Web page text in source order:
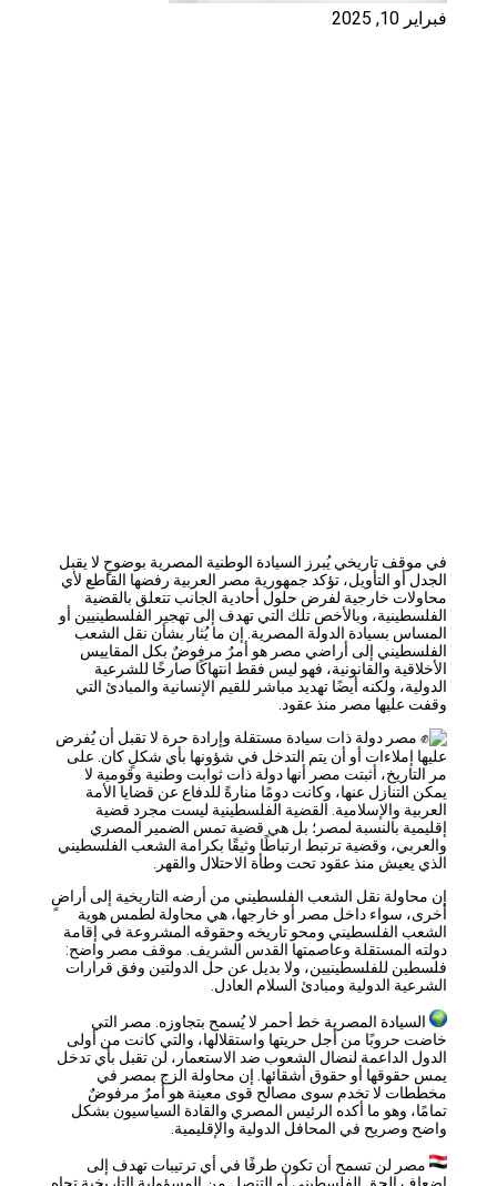
فبراير 10, 2025
في موقف تاريخي يُبرز السيادة الوطنية المصرية بوضوحٍ لا يقبل
الجدل أو التأويل، تؤكد جمهورية مصر العربية رفضها القاطع لأي
محاولات خارجية لفرض حلول أحادية الجانب تتعلق بالقضية
الفلسطينية، وبالأخص تلك التي تهدف إلى تهجير الفلسطينيين أو
المساس بسيادة الدولة المصرية. إن ما يُثار بشأن نقل الشعب
الفلسطيني إلى أراضي مصر هو أمرٌ مرفوضٌ بكل المقاييس
الأخلاقية والقانونية، فهو ليس فقط انتهاكًا صارخًا للشرعية
الدولية، ولكنه أيضًا تهديد مباشر للقيم الإنسانية والمبادئ التي
وقفت عليها مصر منذ عقود.
مصر دولة ذات سيادة مستقلة وإرادة حرة لا تقبل أن يُفرض
عليها إملاءات أو أن يتم التدخل في شؤونها بأي شكلٍ كان. على
مر التاريخ، أثبتت مصر أنها دولة ذات ثوابت وطنية وقومية لا
يمكن التنازل عنها، وكانت دومًا منارةً للدفاع عن قضايا الأمة
العربية والإسلامية. القضية الفلسطينية ليست مجرد قضية
إقليمية بالنسبة لمصر؛ بل هي قضية تمس الضمير المصري
والعربي، وقضية ترتبط ارتباطًا وثيقًا بكرامة الشعب الفلسطيني
الذي يعيش منذ عقود تحت وطأة الاحتلال والقهر.
إن محاولة نقل الشعب الفلسطيني من أرضه التاريخية إلى أراضٍ
أخرى، سواء داخل مصر أو خارجها، هي محاولة لطمس هوية
الشعب الفلسطيني ومحو تاريخه وحقوقه المشروعة في إقامة
دولته المستقلة وعاصمتها القدس الشريف. موقف مصر واضح:
فلسطين للفلسطينيين، ولا بديل عن حل الدولتين وفق قرارات
الشرعية الدولية ومبادئ السلام العادل.
السيادة المصرية خط أحمر لا يُسمح بتجاوزه. مصر التي
خاضت حروبًا من أجل حريتها واستقلالها، والتي كانت من أولى
الدول الداعمة لنضال الشعوب ضد الاستعمار، لن تقبل بأي تدخل
يمس حقوقها أو حقوق أشقائها. إن محاولة الزج بمصر في
مخططات لا تخدم سوى مصالح قوى معينة هو أمرٌ مرفوضٌ
تمامًا، وهو ما أكده الرئيس المصري والقادة السياسيون بشكل
واضح وصريح في المحافل الدولية والإقليمية.
مصر لن تسمح أن تكون طرفًا في أي ترتيبات تهدف إلى